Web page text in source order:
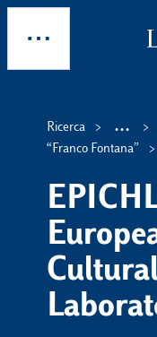
Skip to main content
Ricerca ...
“Franco Fontana”